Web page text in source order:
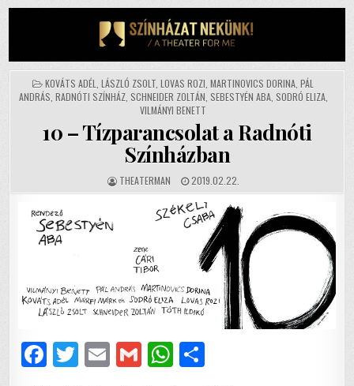
POSTED
IN
KOVÁTS ADÉL LÁSZLÓ ZSOLT LOVAS ROZI MARTINOVICS DORINA PÁL
ANDRÁS RADNÓTI SZÍNHÁZ, SCHNEIDER ZOLTÁN SEBESTYÉN ABA, SODRÓ ELIZA,
VILMÁNYI BENETT
10 – Tízparancsolat a Radnóti
Színházban
AUTHOR:
THEATERMAN
PUBLISHED
DATE:
2019.02.22.
F
T
E
G
W